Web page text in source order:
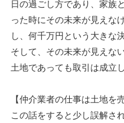
日の過ごし方であり、家族
った時にその未来が見えな
し、何千万円という大きな
そして、その未来が見えな
土地であっても取引は成立
【仲介業者の仕事は土地を
この話をすると少し誤解さ